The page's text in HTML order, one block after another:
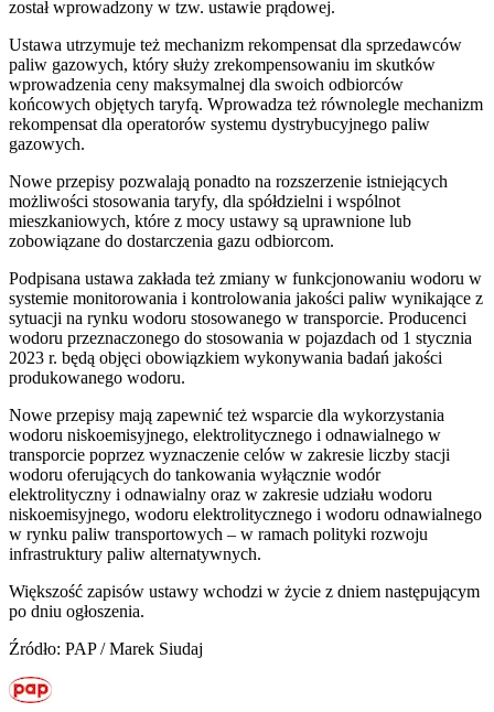
został wprowadzony w tzw. ustawie prądowej.
Ustawa utrzymuje też mechanizm rekompensat dla sprzedawców
paliw gazowych, który służy zrekompensowaniu im skutków
wprowadzenia ceny maksymalnej dla swoich odbiorców
końcowych objętych taryfą. Wprowadza też równolegle mechanizm
rekompensat dla operatorów systemu dystrybucyjnego paliw
gazowych.
Nowe przepisy pozwalają ponadto na rozszerzenie istniejących
możliwości stosowania taryfy, dla spółdzielni i wspólnot
mieszkaniowych, które z mocy ustawy są uprawnione lub
zobowiązane do dostarczenia gazu odbiorcom.
Podpisana ustawa zakłada też zmiany w funkcjonowaniu wodoru w
systemie monitorowania i kontrolowania jakości paliw wynikające z
sytuacji na rynku wodoru stosowanego w transporcie. Producenci
wodoru przeznaczonego do stosowania w pojazdach od 1 stycznia
2023 r. będą objęci obowiązkiem wykonywania badań jakości
produkowanego wodoru.
Nowe przepisy mają zapewnić też wsparcie dla wykorzystania
wodoru niskoemisyjnego, elektrolitycznego i odnawialnego w
transporcie poprzez wyznaczenie celów w zakresie liczby stacji
wodoru oferujących do tankowania wyłącznie wodór
elektrolityczny i odnawialny oraz w zakresie udziału wodoru
niskoemisyjnego, wodoru elektrolitycznego i wodoru odnawialnego
w rynku paliw transportowych – w ramach polityki rozwoju
infrastruktury paliw alternatywnych.
Większość zapisów ustawy wchodzi w życie z dniem następującym
po dniu ogłoszenia.
Źródło: PAP / Marek Siudaj